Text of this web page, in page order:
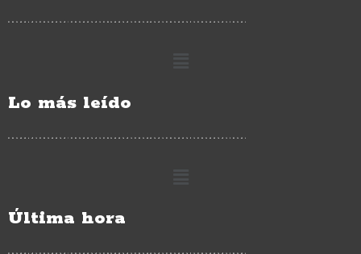
Lo más leído
Última hora